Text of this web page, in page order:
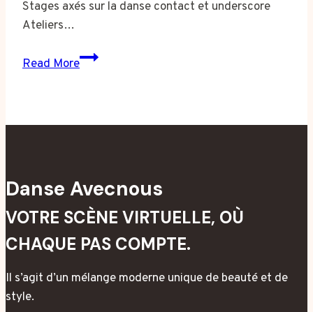
Stages axés sur la danse contact et underscore
Ateliers…
Read More
Rencontres
immersion
dans
l’art
du
Danse Avecnous
VOTRE SCÈNE VIRTUELLE, OÙ
CHAQUE PAS COMPTE.
Il s’agit d’un mélange moderne unique de beauté et de
style.